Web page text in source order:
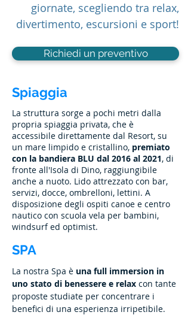
giornate, scegliendo tra relax,
divertimento, escursioni e sport!
Richiedi un preventivo
Spiaggia
La struttura sorge a pochi metri dalla
propria spiaggia privata, che è
accessibile direttamente dal Resort, su
un mare limpido e cristallino, premiato
con la bandiera BLU dal 2016 al 2021, di
fronte all'Isola di Dino, raggiungibile
anche a nuoto. Lido attrezzato con bar,
servizi, docce, ombrelloni, lettini. A
disposizione degli ospiti canoe e centro
nautico con scuola vela per bambini,
windsurf ed optimist.
SPA
La nostra Spa è una full immersion in
uno stato di benessere e relax con tante
proposte studiate per concentrare i
benefici di una esperienza irripetibile.